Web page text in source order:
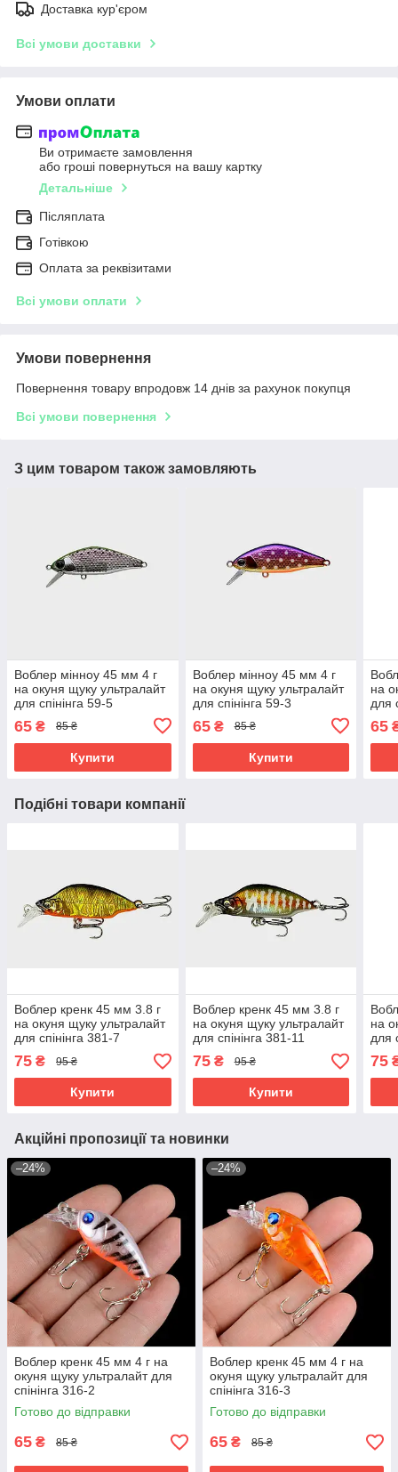
Доставка кур'єром
Всі умови доставки
Умови оплати
Ви отримаєте замовлення
або гроші повернуться на вашу картку
Детальніше
Післяплата
Готівкою
Оплата за реквізитами
Всі умови оплати
Умови повернення
Повернення товару впродовж 14 днів за рахунок покупця
Всі умови повернення
З цим товаром також замовляють
Воблер мінноу 45 мм 4 г
на окуня щуку ультралайт
для спінінга 59-5
65 ₴ 85 ₴
Купити
Воблер мінноу 45 мм 4 г
на окуня щуку ультралайт
для спінінга 59-3
65₴ 85 ₴
Купити
на
для
65
Подібні товари компанії
Воблер кренк 45 мм 3.8 г
на окуня щуку ультралайт
для спінінга 381-7
75 ₴ 95 ₴
Купити
Воблер кренк 45 мм 3.8 г
на окуня щуку ультралайт
для спінінга 381-11
75₴ 95 ₴
Купити
на
для
75
Акційні пропозиції та новинки
–24%
Воблер кренк 45 мм 4 г на
окуня щуку ультралайт для
спінінга 316-2
Готово до відправки
65 ₴ 85 ₴
–24%
Воблер кренк 45 мм 4 г на
окуня щуку ультралайт для
спінінга 316-3
Готово до відправки
65 ₴ 85 ₴